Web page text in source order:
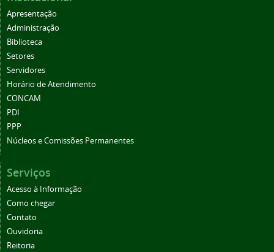
Apresentação
Administração
Biblioteca
Setores
Servidores
Horário de Atendimento
CONCAM
PDI
PPP
Núcleos e Comissões Permanentes
Serviços
Acesso à Informação
Como chegar
Contato
Ouvidoria
Reitoria